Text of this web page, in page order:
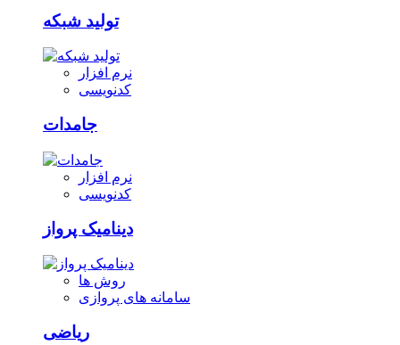
تولید شبکه
نرم افزار
کدنویسی
جامدات
نرم افزار
کدنویسی
دینامیک پرواز
روش ها
سامانه های پروازی
ریاضی